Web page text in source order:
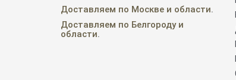
Доставляем по Москве и области.
Доставляем по Белгороду и
области.